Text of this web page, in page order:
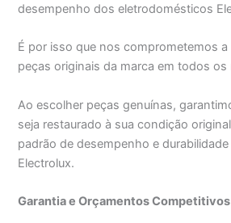
desempenho dos eletrodomésticos
É por isso que nos comprometemos a
peças originais da marca em todos
Ao escolher peças genuínas,
seja restaurado à sua condição
padrão de desempenho e
Electrolux.
Garantia e Orçamentos Competitivos